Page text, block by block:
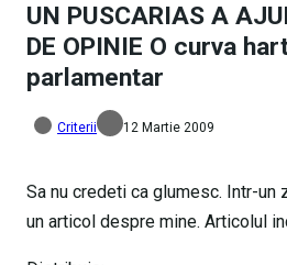
UN PUSCARIAS A
DE OPINIE O curva
parlamentar
Criterii 12 Martie 2009
Sa nu credeti ca glumesc. Intr-un
un articol despre mine. Articolul